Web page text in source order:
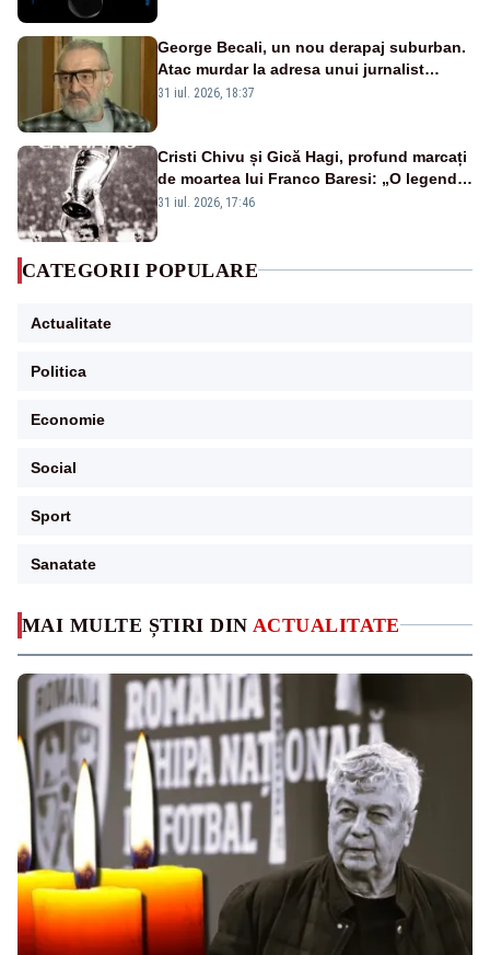
MAI MULTE ȘTIRI DIN ACTUALITATE
George Becali, un nou derapaj suburban.
Atac murdar la adresa unui jurnalist
sportiv – AUDIO
31 iul. 2026, 18:37
Cristi Chivu și Gică Hagi, profund marcați
de moartea lui Franco Baresi: „O legendă
a fotbalului mondial”
31 iul. 2026, 17:46
CATEGORII POPULARE
Actualitate
Politica
Economie
Social
Sport
Sanatate